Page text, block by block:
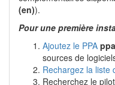
(en)).
Pour une première
Ajoutez le PPA
sources de
Rechargez la liste
Recherchez le